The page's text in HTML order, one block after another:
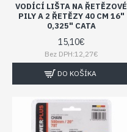
VODÍCÍ LIŠTA NA ŘETĚZOVÉ
PILY A 2 ŘETĚZY 40 CM 16"
0,325" CATA
15,10€
Bez DPH:12,27€
DO KOŠÍKA